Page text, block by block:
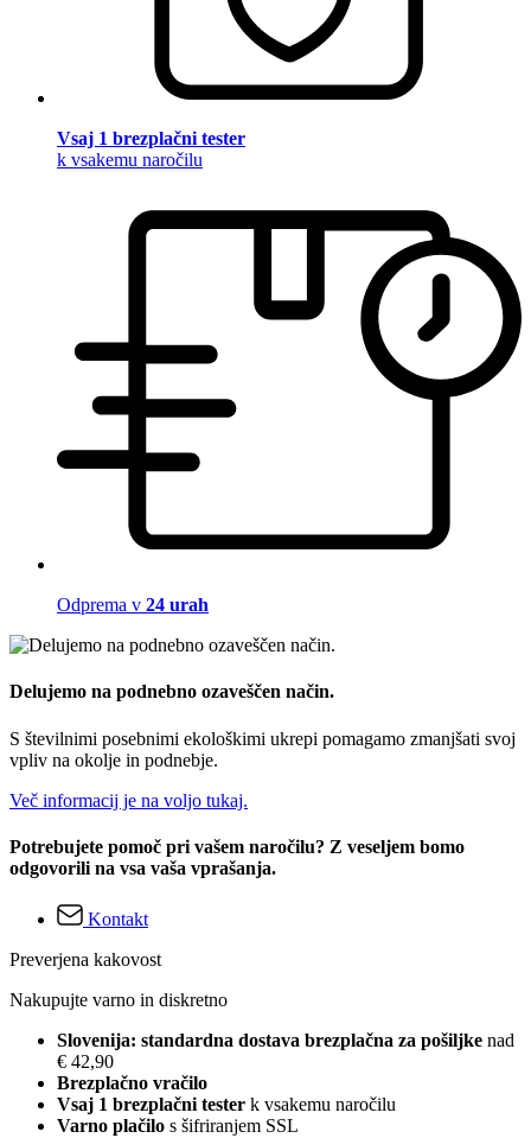
Vsaj 1 brezplačni tester
k vsakemu naročilu
Odprema v 24 urah
Delujemo na podnebno ozaveščen način.
S številnimi posebnimi ekološkimi ukrepi pomagamo zmanjšati svoj
vpliv na okolje in podnebje.
Več informacij je na voljo tukaj.
Potrebujete pomoč pri vašem naročilu? Z veseljem bomo
odgovorili na vsa vaša vprašanja.
Kontakt
Preverjena kakovost
Nakupujte varno in diskretno
Slovenija: standardna dostava brezplačna za pošiljke nad
€ 42,90
Brezplačno vračilo
Vsaj 1 brezplačni tester k vsakemu naročilu
Varno plačilo s šifriranjem SSL